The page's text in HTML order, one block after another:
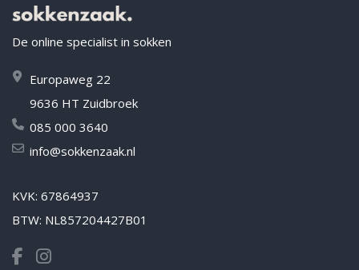
De online specialist in sokken
Europaweg 22
9636 HT Zuidbroek
085 000 3640
info@sokkenzaak.nl
KVK: 67864937
BTW: NL857204427B01